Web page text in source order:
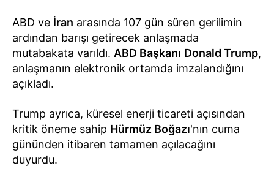
ABD ve İran arasında 107 gün süren gerilimin
ardından barışı getirecek anlaşmada
mutabakata varıldı. ABD Başkanı Donald Trump,
anlaşmanın elektronik ortamda imzalandığını
açıkladı.
Trump ayrıca, küresel enerji ticareti açısından
kritik öneme sahip Hürmüz Boğazı'nın cuma
gününden itibaren tamamen açılacağını
duyurdu.